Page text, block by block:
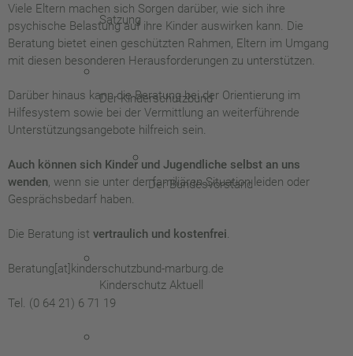
Satzung
Der Kinderschutzbund
Der Bundesvorstand
Kinderschutz Aktuell
Viele Eltern machen sich Sorgen darüber, wie sich ihre
psychische Belastung auf ihre Kinder auswirken kann. Die
Beratung bietet einen geschützten Rahmen, Eltern im Umgang
mit diesen besonderen Herausforderungen zu unterstützen.
Darüber hinaus kann die Beratung bei der Orientierung im
Hilfesystem sowie bei der Vermittlung an weiterführende
Unterstützungsangebote hilfreich sein.
Auch können sich Kinder und Jugendliche selbst an uns
wenden, wenn sie unter der familiären Situation leiden oder
Gesprächsbedarf haben.
Die Beratung ist vertraulich und kostenfrei.
Beratung[at]kinderschutzbund-marburg.de
Tel. (0 64 21) 6 71 19